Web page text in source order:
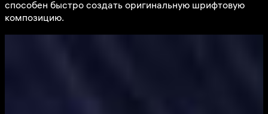
способен быстро создать оригинальную шрифтовую
композицию.